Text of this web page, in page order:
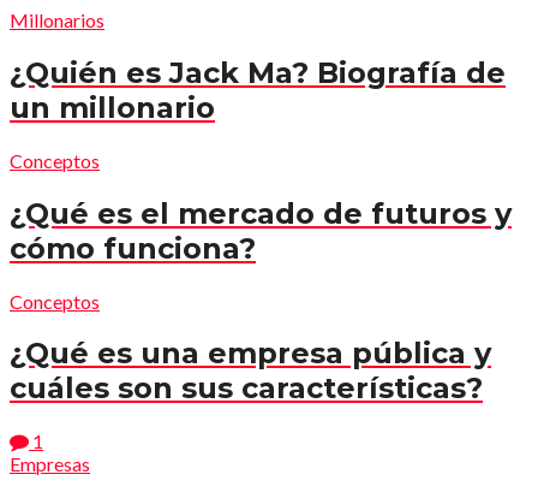
Millonarios
¿Quién es Jack Ma? Biografía de
un millonario
Conceptos
¿Qué es el mercado de futuros y
cómo funciona?
Conceptos
¿Qué es una empresa pública y
cuáles son sus características?
1
Empresas